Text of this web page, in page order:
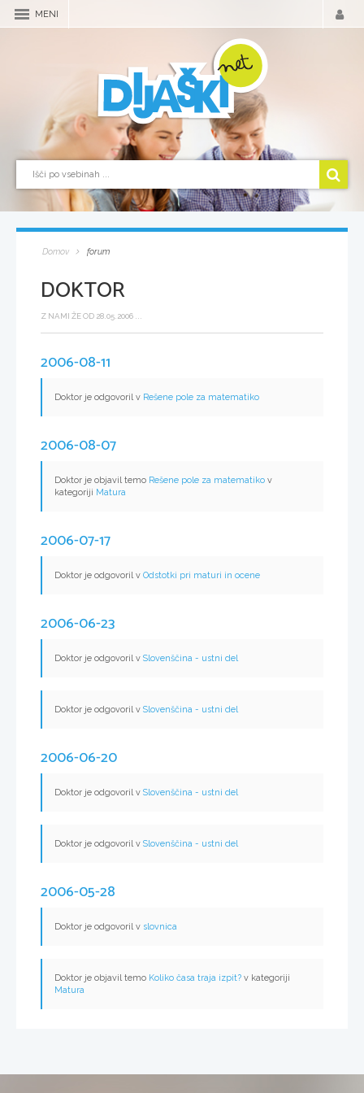
MENI
Domov forum
DOKTOR
Z NAMI ŽE OD 28.05.2006 ...
2006-08-11
Doktor je odgovoril v Rešene pole za matematiko
2006-08-07
Doktor je objavil temo Rešene pole za matematiko v
kategoriji Matura
2006-07-17
Doktor je odgovoril v Odstotki pri maturi in ocene
2006-06-23
Doktor je odgovoril v Slovenščina - ustni del
Doktor je odgovoril v Slovenščina - ustni del
2006-06-20
Doktor je odgovoril v Slovenščina - ustni del
Doktor je odgovoril v Slovenščina - ustni del
2006-05-28
Doktor je odgovoril v slovnica
Doktor je objavil temo Koliko časa traja izpit? v kategoriji
Matura